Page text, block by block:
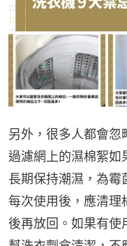
另外，很多人都會忽
過濾網上的濕棉絮如
長期保持潮濕，為霉
每次使用後，應清理
後再放回。如果有使